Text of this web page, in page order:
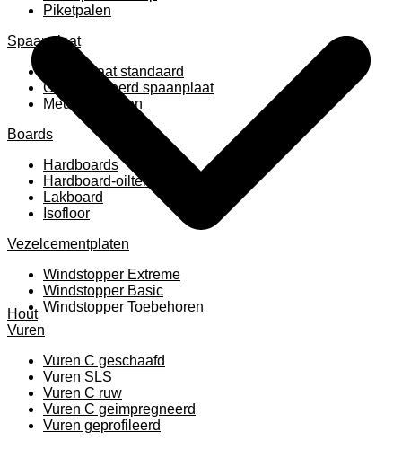
Piketpalen
Spaanplaat
Spaanplaat standaard
Geplastificeerd spaanplaat
Meubelpanelen
Boards
Hardboards
Hardboard-oiltemperated
Lakboard
Isofloor
Vezelcementplaten
Windstopper Extreme
Windstopper Basic
Windstopper Toebehoren
Hout
Vuren
Vuren C geschaafd
Vuren SLS
Vuren C ruw
Vuren C geimpregneerd
Vuren geprofileerd